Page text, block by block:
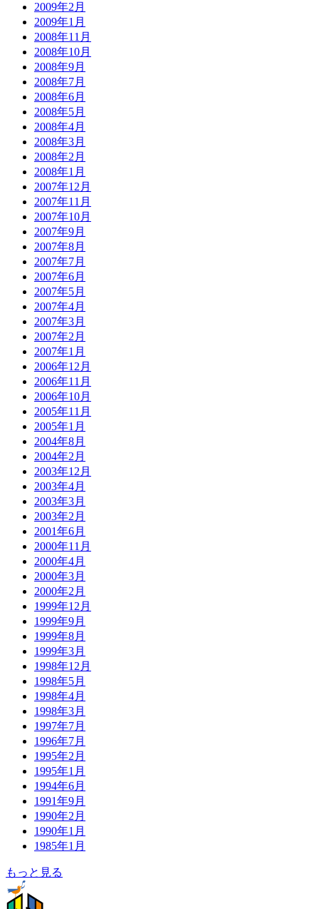
2009年2月
2009年1月
2008年11月
2008年10月
2008年9月
2008年7月
2008年6月
2008年5月
2008年4月
2008年3月
2008年2月
2008年1月
2007年12月
2007年11月
2007年10月
2007年9月
2007年8月
2007年7月
2007年6月
2007年5月
2007年4月
2007年3月
2007年2月
2007年1月
2006年12月
2006年11月
2006年10月
2005年11月
2005年1月
2004年8月
2004年2月
2003年12月
2003年4月
2003年3月
2003年2月
2001年6月
2000年11月
2000年4月
2000年3月
2000年2月
1999年12月
1999年9月
1999年8月
1999年3月
1998年12月
1998年5月
1998年4月
1998年3月
1997年7月
1996年7月
1995年2月
1995年1月
1994年6月
1991年9月
1990年2月
1990年1月
1985年1月
もっと見る